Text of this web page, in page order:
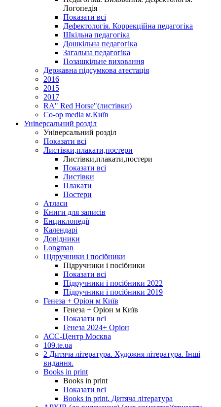
Логопедія
Показати всі
Дефектологія. Коррекційна педагогіка
Шкільна педагогіка
Дошкільна педагогіка
Загальна педагогіка
Позашкільне виховання
Державна підсумкова атестація
2016
2015
2017
RA" Red Horse"(листівки)
Co-op media м.Київ
Універсальний розділ
Універсальний розділ
Показати всі
Листівки,плакати,постери
Листівки,плакати,постери
Показати всі
Листівки
Плакати
Постери
Атласи
Книги для записів
Енциклопедії
Календарі
Довідники
Longman
Підручники і посібники
Підручники і посібники
Показати всі
Підручники і посібники 2022
Підручники і посібники 2019
Генеза + Оріон м Київ
Генеза + Оріон м Київ
Показати всі
Генеза 2024+ Оріон
АСС-Центр Москва
109.te.ua
2 Дитяча література. Художня література. Інші
видання.
Books in print
Books in print
Показати всі
Books in print. Дитяча література